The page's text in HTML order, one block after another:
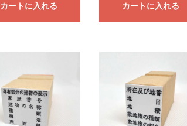
カートに入れる カートに入れる